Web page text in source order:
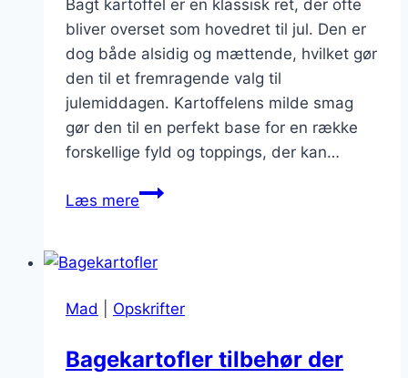
Bagt kartoffel er en klassisk ret, der ofte
bliver overset som hovedret til jul. Den er
dog både alsidig og mættende, hvilket gør
den til et fremragende valg til
julemiddagen. Kartoffelens milde smag
gør den til en perfekt base for en række
forskellige fyld og toppings, der kan…
Læs mereBagt
hovedret
jul
Mad Opskrifter
Bagekartofler tilbehør der